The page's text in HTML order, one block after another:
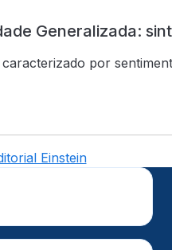
Generalizada:
por
Einstein